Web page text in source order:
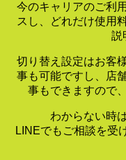
今のキャリアのご利
スし、
どれだけ使用
説
切り替え設定はお客
事も可能ですし、
店
事もできますので、
わからない時
LINEでもご相談を受